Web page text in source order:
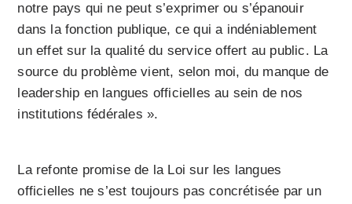
notre pays qui ne peut s’exprimer ou s’épanouir
dans la fonction publique, ce qui a indéniablement
un effet sur la qualité du service offert au public. La
source du problème vient, selon moi, du manque de
leadership en langues officielles au sein de nos
institutions fédérales ».
La refonte promise de la Loi sur les langues
officielles ne s’est toujours pas concrétisée par un